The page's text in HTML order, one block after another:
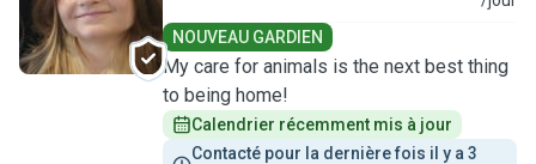
NOUVEAU GARDIEN
My care for animals is the next best thing
to being home!
Calendrier récemment mis à jour
Contacté pour la dernière fois il y a 3